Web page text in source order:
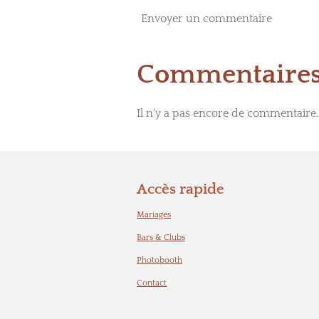
Envoyer un commentaire
Il n'y a pas encore de commentaire.
Accès rapide
Mariages
Bars & Clubs
Photobooth
Contact